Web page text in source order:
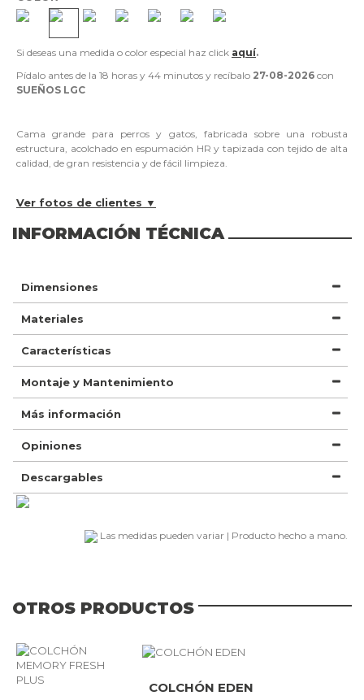
Si deseas una medida o color especial haz click aquí.
Pídalo antes de la 18 horas y 44 minutos y recíbalo 27-08-2026 con
SUEÑOS LGC
Cama grande para perros y gatos, fabricada sobre una robusta
estructura, acolchado en espumación HR y tapizada con tejido de alta
calidad, de gran resistencia y de fácil limpieza.
Ver fotos de clientes ▼
INFORMACIÓN TÉCNICA
Dimensiones
Materiales
Características
Montaje y Mantenimiento
Más información
Opiniones
Descargables
Las medidas pueden variar | Producto hecho a mano.
OTROS PRODUCTOS
COLCHÓN EDEN